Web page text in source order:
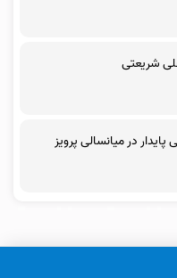
شریعتی
در میانسالی پرویز